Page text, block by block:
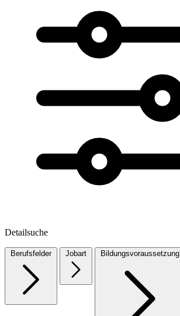
Detailsuche
Berufsfelder Jobart Bildungsvoraussetzung